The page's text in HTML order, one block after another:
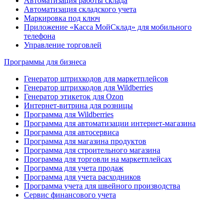
Автоматизация складского учета
Маркировка под ключ
Приложение «Касса МойСклад» для мобильного
телефона
Управление торговлей
Программы для бизнеса
Генератор штрихкодов для маркетплейсов
Генератор штрихкодов для Wildberries
Генератор этикеток для Ozon
Интернет-витрина для розницы
Программа для Wildberries
Программа для автоматизации интернет-магазина
Программа для автосервиса
Программа для магазина продуктов
Программа для строительного магазина
Программа для торговли на маркетплейсах
Программа для учета продаж
Программа для учета расходников
Программа учета для швейного производства
Сервис финансового учета